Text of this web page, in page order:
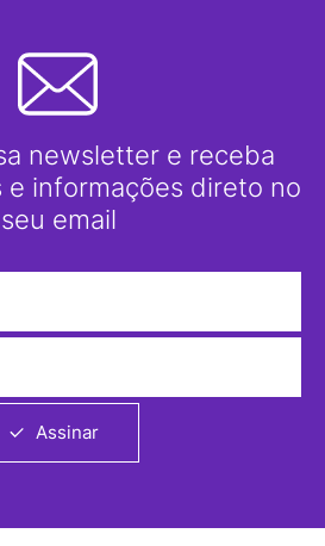
newsletter e receba
e informações direto no
seu email
Assinar